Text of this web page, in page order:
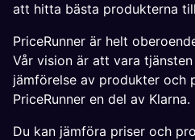
att hitta bästa produkterna
PriceRunner är helt
Vår vision är att vara
jämförelse av produkter och
PriceRunner en del av Klarna.
Du kan jämföra priser och